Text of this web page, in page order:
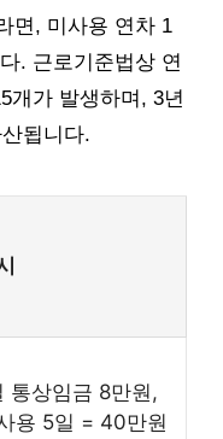
면, 미사용 연차 1
. 근로기준법상 연
개가 발생하며, 3년
됩니다.
통상임금 8만원,
용 5일 = 40만원